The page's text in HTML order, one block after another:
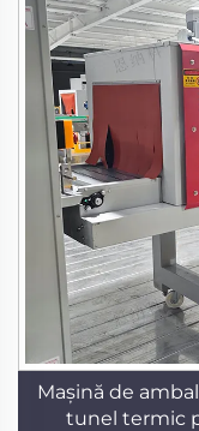
Mașină de
tunel termic